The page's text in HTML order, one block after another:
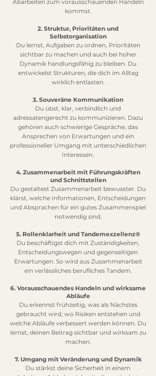
Abarbeiten zum vorausschauenden Handeln
kommst.
2. Struktur, Prioritäten und
Selbstorganisation
Du lernst, Aufgaben zu ordnen, Prioritäten
sichtbar zu machen und auch bei hoher
Dynamik handlungsfähig zu bleiben. Du
entwickelst Strukturen, die dich im Alltag
wirklich entlasten.
3. Souveräne Kommunikation
Du übst, klar, verbindlich und
adressatengerecht zu kommunizieren. Dazu
gehören auch schwierige Gespräche, das
Ansprechen von Erwartungen und ein
professioneller Umgang mit unterschiedlichen
Interessen.
4. Zusammenarbeit mit Führungskräften
und Schnittstellen
Du gestaltest Zusammenarbeit bewusster. Du
klärst, welche Informationen, Entscheidungen
und Absprachen für ein gutes Zusammenspiel
notwendig sind.
5. Rollenklarheit und Tandemexzellenz®
Du beschäftigst dich mit Zuständigkeiten,
Entscheidungswegen und gegenseitigen
Erwartungen. So wird aus Zusammenarbeit
ein verlässliches berufliches Tandem.
6. Vorausschauendes Handeln und wirksame
Abläufe
Du erkennst frühzeitig, was als Nächstes
gebraucht wird, wo Risiken entstehen und
welche Abläufe verbessert werden können. Du
lernst, deinen Beitrag sichtbar und wirksam zu
machen.
7. Umgang mit Veränderung und Dynamik
Du stärkst deine Sicherheit in einem